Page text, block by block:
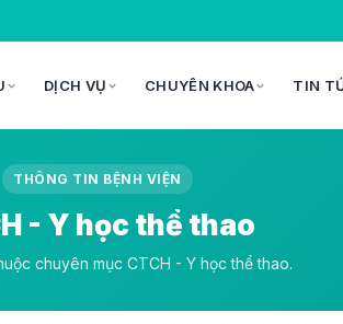
DỊCH VỤ CHUYÊN KHOA TIN
THÔNG TIN BỆNH VIỆN
- Y học thể thao
chuyên mục CTCH - Y học thể thao.